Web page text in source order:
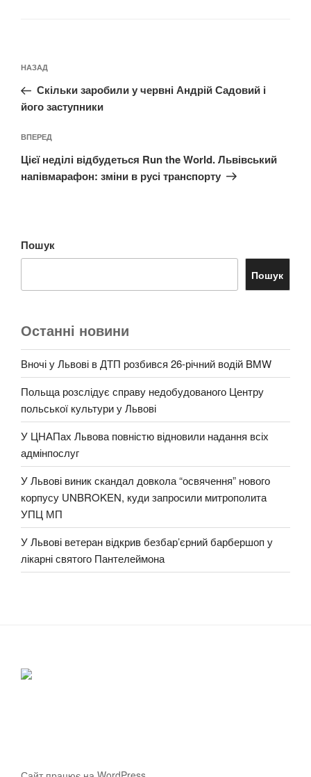
записів
Попередній
запис:
НАЗАД
Скільки заробили у червні Андрій Садовий і
його заступники
Наступний
запис
ВПЕРЕД
Цієї неділі відбудеться Run the World. Львівський
напівмарафон: зміни в русі транспорту
Пошук
Пошук
Останні новини
Вночі у Львові в ДТП розбився 26-річний водій BMW
Польща розслідує справу недобудованого Центру
польської культури у Львові
У ЦНАПах Львова повністю відновили надання всіх
адмінпослуг
У Львові виник скандал довкола “освячення” нового
корпусу UNBROKEN, куди запросили митрополита
УПЦ МП
У Львові ветеран відкрив безбар’єрний барбершоп у
лікарні святого Пантелеймона